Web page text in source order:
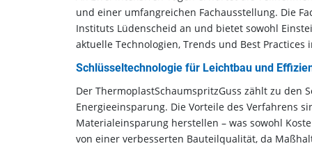
und einer umfangreichen Fachausstellung. Die
Instituts Lüdenscheid an und bietet sowohl
aktuelle Technologien, Trends und Best Practices
Schlüsseltechnologie für Leichtbau und
Der ThermoplastSchaumspritzGuss zählt zu den
Energieeinsparung. Die Vorteile des Verfahrens
Materialeinsparung herstellen – was sowohl
von einer verbesserten Bauteilqualität, da